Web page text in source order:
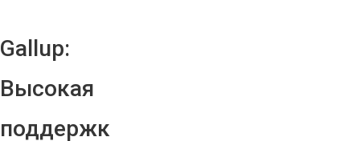
Gallup:
Высокая
поддержк